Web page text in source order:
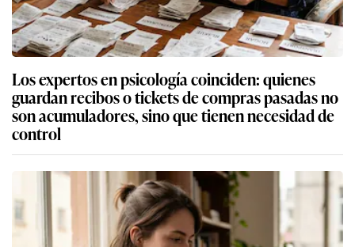
Los expertos en psicología coinciden: quienes
guardan recibos o tickets de compras pasadas no
son acumuladores, sino que tienen necesidad de
control